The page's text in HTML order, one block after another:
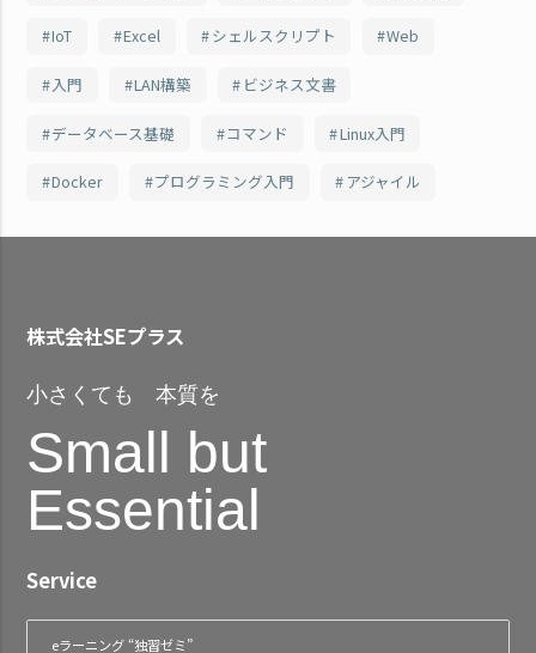
IoT Excel シェルスクリプト Web
入門 LAN構築 ビジネス文書
データベース基礎 コマンド Linux入門
Docker プログラミング入門 アジャイル
株式会社SEプラス
小さくても 本質を
Small but
Essential
Service
eラーニング “独習ゼミ”